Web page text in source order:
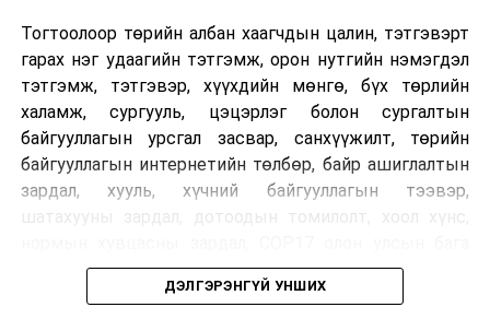
Тогтоолоор төрийн албан хаагчдын цалин, тэтгэвэрт
гарах нэг удаагийн тэтгэмж, орон нутгийн нэмэгдэл
тэтгэмж, тэтгэвэр, хүүхдийн мөнгө, бүх төрлийн
халамж, сургууль, цэцэрлэг болон сургалтын
байгууллагын урсгал засвар, санхүүжилт, төрийн
байгууллагын интернетийн төлбөр, байр ашиглалтын
зардал, хууль, хүчний байгууллагын тээвэр,
хурлын зардал, Засгийн газрын өр, орон нутгийн нөөц
хөрөнгийн санхүүжилтийг хэвийн үргэлжлүүлэхээр
ДЭЛГЭРЭНГҮЙ УНШИХ